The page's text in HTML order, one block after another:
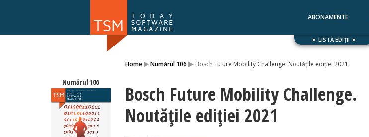
ABONAMENTE
▼ LISTĂ EDIȚII ▼
Home▸Numărul 106 ▸ Bosch Future Mobility Challenge. Noutățile ediției 2021
Numărul 106
Bosch Future Mobility Challenge.
Noutățile ediției 2021